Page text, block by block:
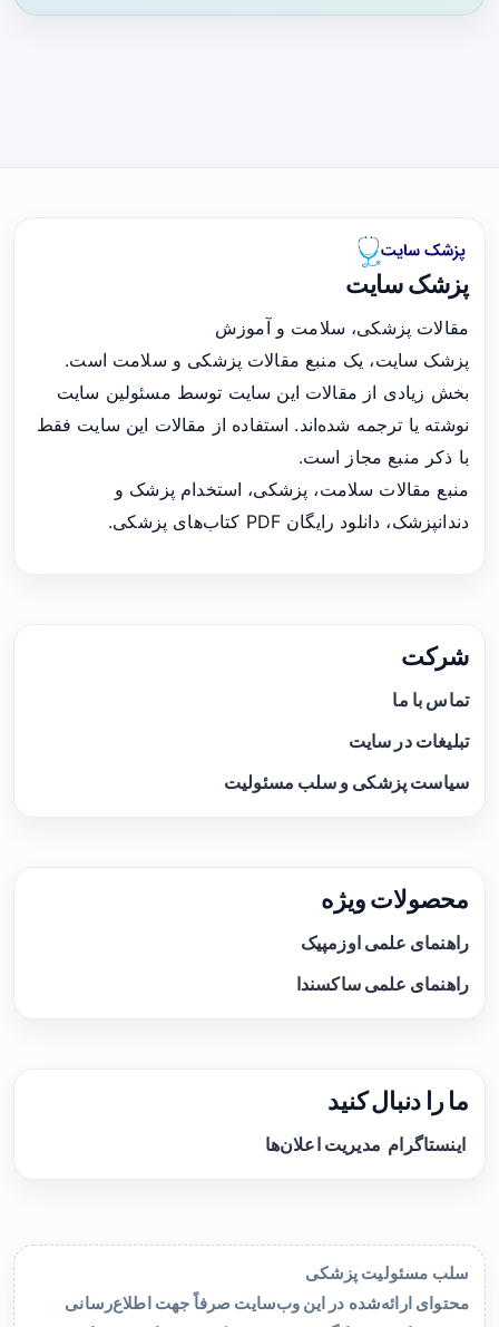
پزشک سایت
مقالات پزشکی، سلامت و آموزش
پزشک سایت، یک منبع مقالات پزشکی و سلامت است.
بخش زیادی از مقالات این سایت توسط مسئولین سایت
نوشته یا ترجمه شده‌اند. استفاده از مقالات این سایت فقط
با ذکر منبع مجاز است.
منبع مقالات سلامت، پزشکی، استخدام پزشک و
دندانپزشک، دانلود رایگان PDF کتاب‌های پزشکی.
شرکت
تماس با ما
تبلیغات در سایت
سیاست پزشکی و سلب مسئولیت
محصولات ویژه
راهنمای علمی اوزمپیک
راهنمای علمی ساکسندا
ما را دنبال کنید
اینستاگرام مدیریت اعلان‌ها
سلب مسئولیت پزشکی
محتوای ارائه‌شده در این وب‌سایت صرفاً جهت اطلاع‌رسانی